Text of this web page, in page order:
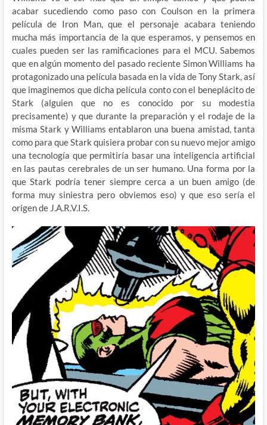
acabar sucediendo como paso con Coulson en la primera
película de Iron Man, que el personaje acabara teniendo
mucha más importancia de la que esperamos, y pensemos en
cuales pueden ser las ramificaciones para el MCU. Sabemos
que en algún momento del pasado reciente Simon Williams ha
protagonizado una película basada en la vida de Tony Stark, así
que imaginemos que dicha película conto con el beneplácito de
Stark (alguien que no es conocido por su modestia
precisamente) y que durante la preparación y el rodaje de la
misma Stark y Williams entablaron una buena amistad, tanta
como para que Stark quisiera probar con su nuevo mejor amigo
una tecnología que permitiría basar una inteligencia artificial
en las pautas cerebrales de un ser humano. Una forma por la
que Stark podría tener siempre cerca a un buen amigo (de
forma muy siniestra pero obviemos eso) y que eso sería el
origen de J.A.R.V.I.S.